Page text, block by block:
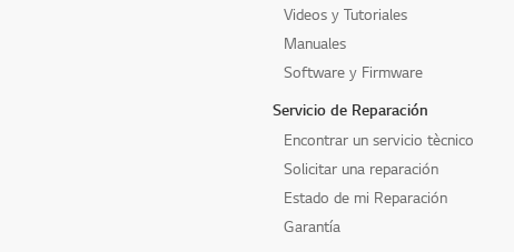
Videos y Tutoriales
Manuales
Software y Firmware
Servicio de Reparación
Encontrar un servicio tècnico
Solicitar una reparación
Estado de mi Reparación
Garantía